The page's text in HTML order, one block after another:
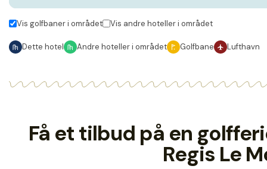
Vis golfbaner i området Vis andre hoteller i området
Dette hotel Andre hoteller i området Golfbane Lufthavn
Få et tilbud på en
Regis Le